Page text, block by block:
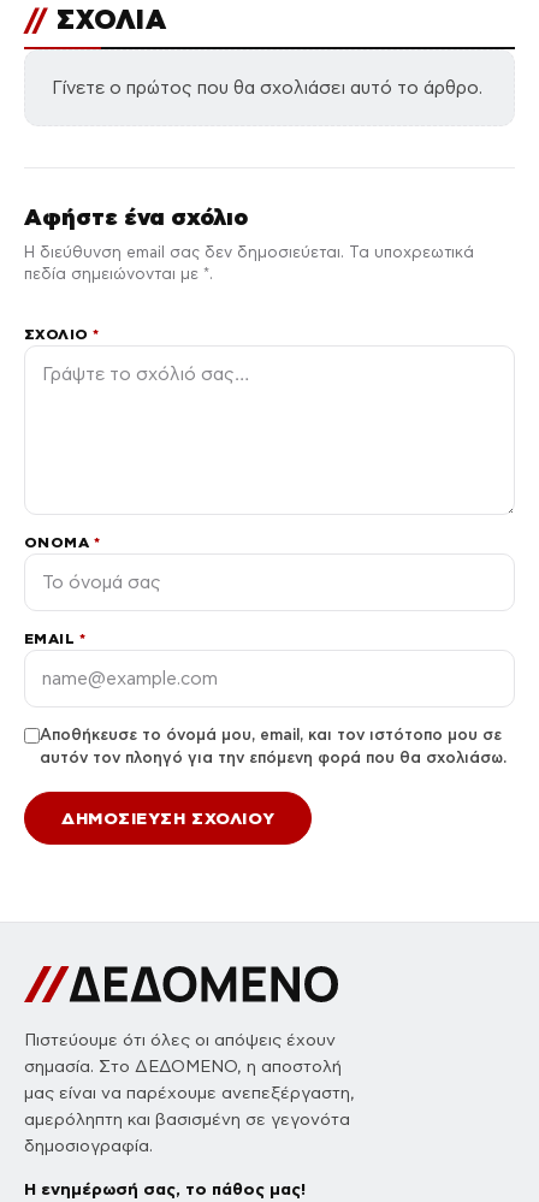
// ΣΧΟΛΙΑ
Γίνετε ο πρώτος που θα σχολιάσει αυτό το άρθρο.
Αφήστε ένα σχόλιο
Η διεύθυνση email σας δεν δημοσιεύεται. Τα υποχρεωτικά
πεδία σημειώνονται με *.
ΣΧΌΛΙΟ*
ΌΝΟΜΑ *
EMAIL *
Αποθήκευσε το όνομά μου, email, και τον ιστότοπο μου σε
αυτόν τον πλοηγό για την επόμενη φορά που θα σχολιάσω.
Πιστεύουμε ότι όλες οι απόψεις έχουν
σημασία. Στο ΔΕΔΟΜΕΝΟ, η αποστολή
μας είναι να παρέχουμε ανεπεξέργαστη,
αμερόληπτη και βασισμένη σε γεγονότα
δημοσιογραφία.
Η ενημέρωσή σας, το πάθος μας!